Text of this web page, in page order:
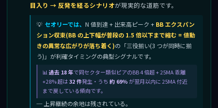
目入り → 反発を経るシナリオが現実的な道筋です。
セオリーでは、 N 値到達 + 出来高ピーク + BB エクスパン
ション収束(BB の上下幅が普段の 1.5 倍以下まで縮む = 値動
きの異常な広がりが落ち着く)の「三役揃い(3 つが同時に揃
う)」が利確タイミングの典型シグナルです。
過去 18 年で同セクター類似ピアのBB 4 倍超 + 25MA 乖離
+28% 超は32 件発生・うち 約 69%が翌月以内に 25MA 付近
まで戻している傾向です。
─ 上昇継続の余地は残されている。